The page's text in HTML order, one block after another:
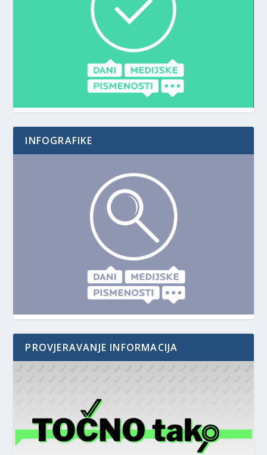
INFOGRAFIKE
PROVJERAVANJE INFORMACIJA